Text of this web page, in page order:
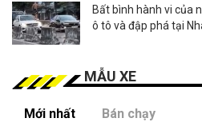
Bất bình hành vi của
ô tô và đập phá tại
MẪU XE
Mới nhất Bán chạy